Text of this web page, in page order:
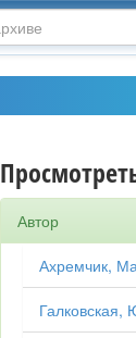
Автор
Ахремчик,
Галковская,